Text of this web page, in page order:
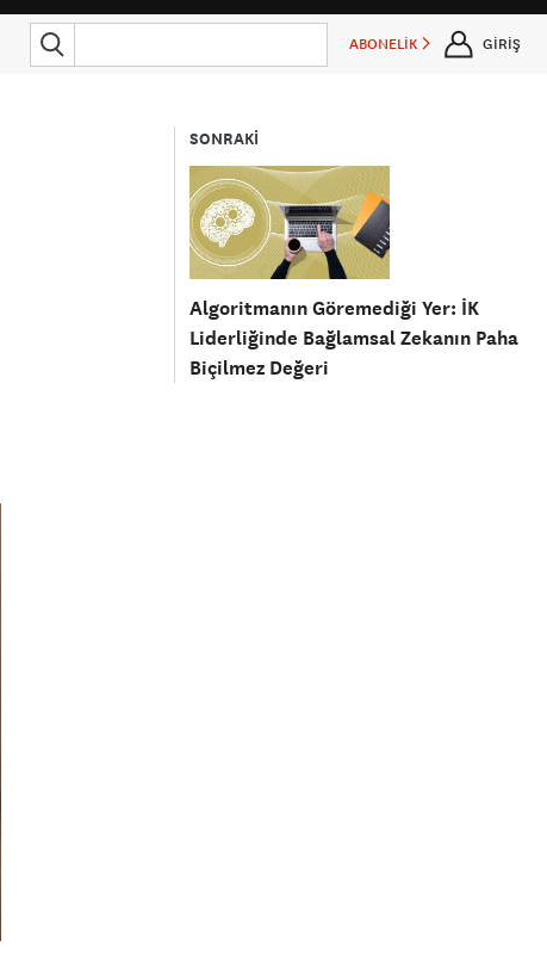
ABONELİK GİRİŞ
SONRAKİ
Algoritmanın Göremediği Yer: İK
Liderliğinde Bağlamsal Zekanın Paha
Biçilmez Değeri